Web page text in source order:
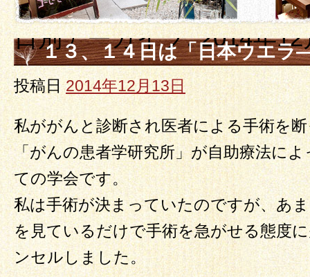
日別アーカイブ:2014年
１３、１４日は「日本ウエ
ためお休みです。その後の営
投稿日 2014年12月13日
私ががんと診断され医者による手術を
「がんの患者学研究所」が自助療法に
ての学会です。
私は手術が決まっていたのですが、あ
を見ているだけで手術を急がせる態度
ンセルしました。